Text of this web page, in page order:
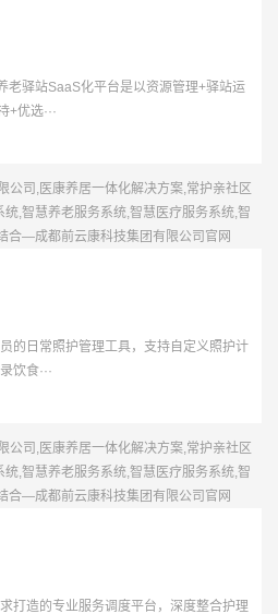
驿站SaaS化平台是以资源管理+驿站运
优选···
的日常照护管理工具，支持自定义照护计
饮食···
打造的专业服务调度平台，深度整合护理